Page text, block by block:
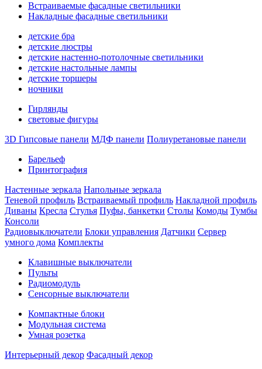
Встраиваемые фасадные светильники
Накладные фасадные светильники
детские бра
детские люстры
детские настенно-потолочные светильники
детские настольные лампы
детские торшеры
ночники
Гирлянды
световые фигуры
3D Гипсовые панели МДФ панели Полиуретановые панели
Барельеф
Принтография
Настенные зеркала Напольные зеркала
Теневой профиль Встраиваемый профиль Накладной профиль
Диваны Кресла Стулья Пуфы, банкетки Столы Комоды Тумбы
Консоли
Радиовыключатели Блоки управления Датчики Сервер
умного дома Комплекты
Клавишные выключатели
Пульты
Радиомодуль
Сенсорные выключатели
Компактные блоки
Модульная система
Умная розетка
Интерьерный декор Фасадный декор